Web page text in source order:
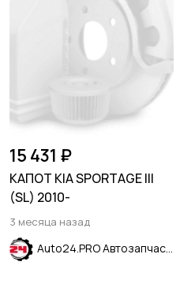
15 431 ₽
КАПОТ KIA SPORTAGE III
(SL) 2010-
3 месяца назад
Auto24.PRO Автозапчасти